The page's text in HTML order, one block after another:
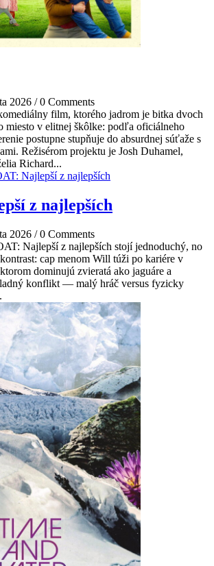
2026 /0 Comments
film, ktorého jadrom je bitka dvoch
miesto v elitnej škôlke: podľa oficiálneho
postupne stupňuje do absurdnej súťaže s
Režisérom projektu je Josh Duhamel,
Richard...
z najlepších
2026 /0 Comments
Najlepší z najlepších stojí jednoduchý, no
cap menom Will túži po kariére v
dominujú zvieratá ako jaguáre a
konflikt — malý hráč versus fyzicky